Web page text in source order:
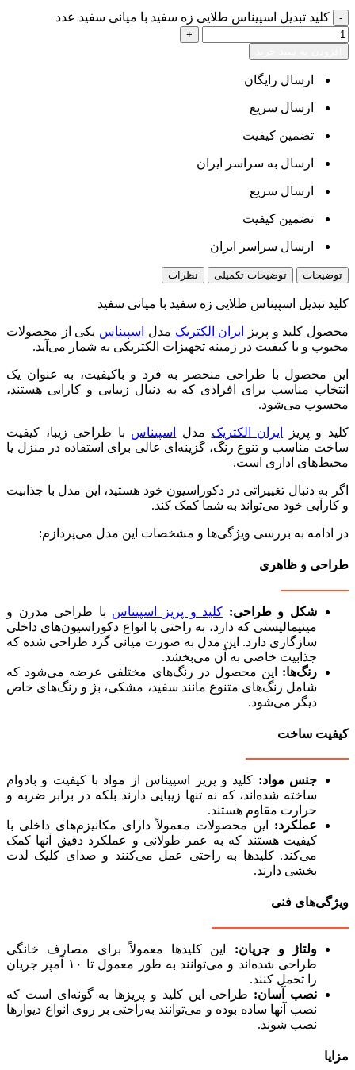
کلید تبدیل اسپیناس طلایی زه سفید با میانی سفید عدد
ارسال رایگان
ارسال سریع
تضمین کیفیت
ارسال به سراسر ایران
ارسال سریع
تضمین کیفیت
ارسال سراسر ایران
توضیحات توضیحات تکمیلی نظرات
کلید تبدیل اسپیناس طلایی زه سفید با میانی سفید
محصول کلید و پریز ایران الکتریک مدل اسپیناس یکی از محصولات
محبوب و با کیفیت در زمینه تجهیزات الکتریکی به شمار می‌آید.
این محصول با طراحی منحصر به فرد و باکیفیت، به عنوان یک
انتخاب مناسب برای افرادی که به دنبال زیبایی و کارایی هستند،
محسوب می‌شود.
کلید و پریز ایران الکتریک مدل اسپیناس با طراحی زیبا، کیفیت
ساخت مناسب و تنوع رنگ، گزینه‌ای عالی برای استفاده در منزل یا
محیط‌های اداری است.
اگر به دنبال تغییراتی در دکوراسیون خود هستید، این مدل با جذابیت
و کارآیی خود می‌تواند به شما کمک کند.
در ادامه به بررسی ویژگی‌ها و مشخصات این مدل می‌پردازم:
طراحی و ظاهری
شکل و طراحی: کلید و پریز اسپیناس با طراحی مدرن و
مینیمالیستی که دارد، به راحتی با انواع دکوراسیون‌های داخلی
سازگاری دارد. این مدل به صورت میانی گرد طراحی شده که
جذابیت خاصی به آن می‌بخشد.
رنگ‌ها: این محصول در رنگ‌های مختلفی عرضه می‌شود که
شامل رنگ‌های متنوع مانند سفید، مشکی، بژ و رنگ‌های خاص
دیگر می‌شود.
کیفیت ساخت
جنس مواد: کلید و پریز اسپیناس از مواد با کیفیت و بادوام
ساخته شده‌اند، که نه تنها زیبایی دارند بلکه در برابر ضربه و
حرارت مقاوم هستند.
عملکرد: این محصولات معمولاً دارای مکانیزم‌های داخلی با
کیفیت هستند که به عمر طولانی و عملکرد دقیق آنها کمک
می‌کند. کلیدها به راحتی عمل می‌کنند و صدای کلیک لذت
بخشی دارند.
ویژگی‌های فنی
ولتاژ و جریان: این کلیدها معمولاً برای مصارف خانگی
طراحی شده‌اند و می‌توانند به طور معمول تا ۱۰ آمپر جریان
را تحمل کنند.
نصب آسان: طراحی این کلید و پریزها به گونه‌ای است که
نصب آنها ساده بوده و می‌توانند به‌راحتی بر روی انواع دیوارها
نصب شوند.
مزایا